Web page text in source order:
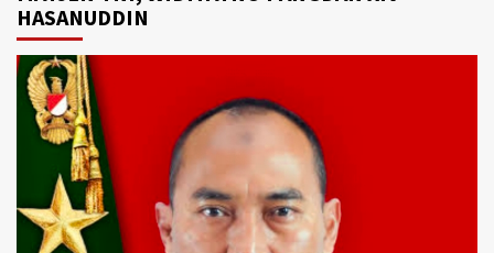
HASANUDDIN